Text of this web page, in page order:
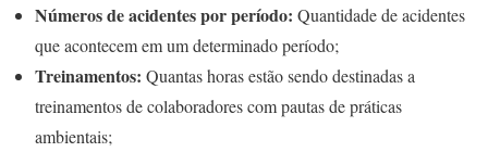
Números de acidentes por período: Quantidade de acidentes
que acontecem em um determinado período;
Treinamentos: Quantas horas estão sendo destinadas a
treinamentos de colaboradores com pautas de práticas
ambientais;